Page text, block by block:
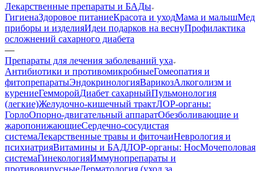
Лекарственные препараты и БАДы
ГигиенаЗдоровое питаниеКрасота и уходМама и малышМед
приборы и изделияИдеи подарков на веснуПрофилактика
осложнений сахарного диабета
—
Препараты для лечения заболеваний уха
Антибиотики и противомикробныеГомеопатия и
фитопрепаратыЭндокринологияВарикозАлкоголизм и
курениеГемморойДиабет сахарныйПульмонология
(легкие)Желудочно-кишечный трактЛОР-органы:
ГорлоОпорно-двигательный аппаратОбезболивающие и
жаропонижающиеСердечно-сосудистая
системаЛекарственные травы и фиточаиНеврология и
психиатрияВитамины и БАДЛОР-органы: НосМочеполовая
системаГинекологияИммунопрепараты и
противовирусныеДерматология (уход за